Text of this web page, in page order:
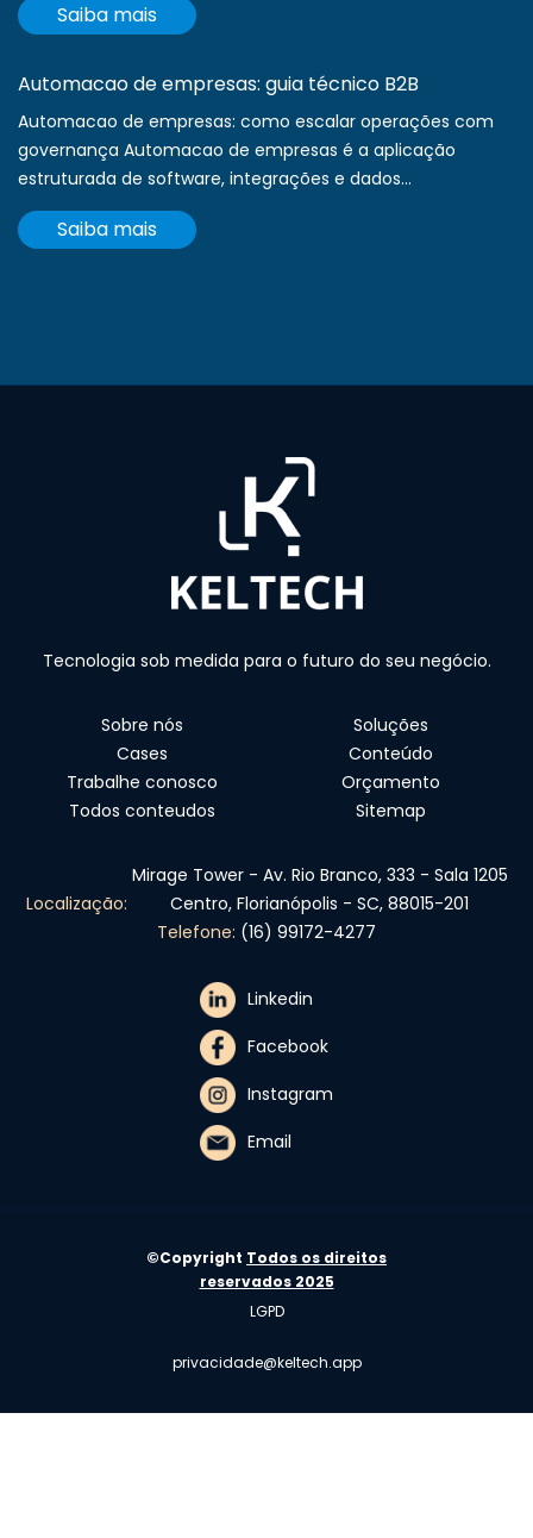
Saiba mais
Automacao de empresas: guia técnico B2B
Automacao de empresas: como escalar operações com
governança Automacao de empresas é a aplicação
estruturada de software, integrações e dados...
Saiba mais
Tecnologia sob medida para o futuro do seu negócio.
Sobre nós
Soluções
Cases
Conteúdo
Trabalhe conosco
Orçamento
Todos conteudos
Sitemap
Localização:
Mirage Tower - Av. Rio Branco, 333 - Sala 1205
Centro, Florianópolis - SC, 88015-201
Telefone: (16) 99172-4277
Linkedin
Facebook
Instagram
Email
©Copyright Todos os direitos
reservados 2025
LGPD
privacidade@keltech.app